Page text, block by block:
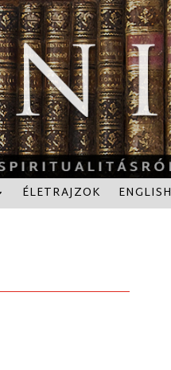
ÉLETRAJZOK ENGLISH